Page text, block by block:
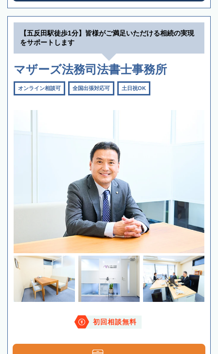
【五反田駅徒歩1分】皆様がご満足いただける相続の実現
をサポートします
マザーズ法務司法書士事務所
オンライン相談可 全国出張対応可 土日祝OK
初回相談無料